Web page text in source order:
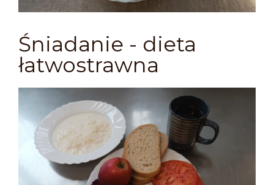
Śniadanie - dieta
łatwostrawna